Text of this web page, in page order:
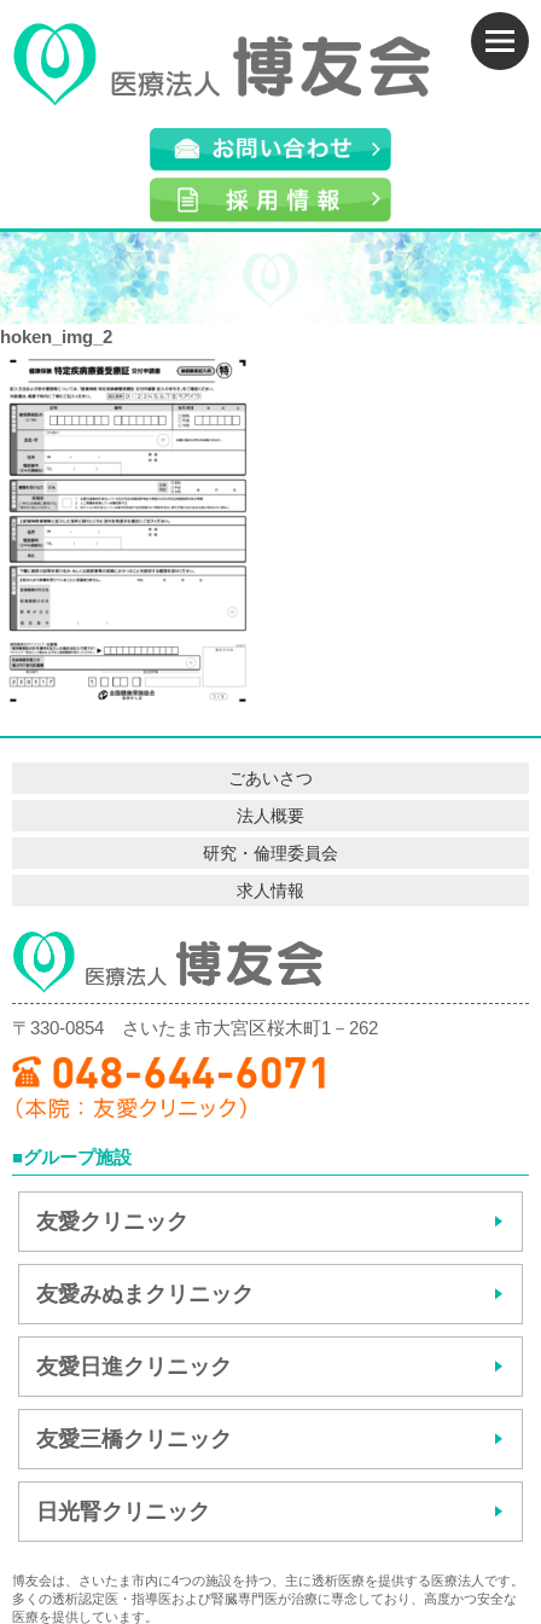
hoken_img_2
ごあいさつ
法人概要
研究・倫理委員会
求人情報
〒330-0854 さいたま市大宮区桜木町1－262
■グループ施設
友愛クリニック
友愛みぬまクリニック
友愛日進クリニック
友愛三橋クリニック
日光腎クリニック
博友会は、さいたま市内に4つの施設を持つ、主に透析医療を提供する医療法人です。
多くの透析認定医・指導医および腎臓専門医が治療に専念しており、高度かつ安全な
医療を提供しています。